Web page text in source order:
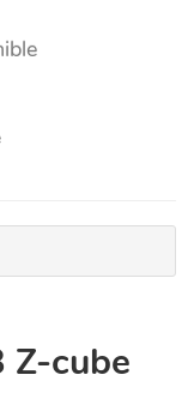
Z-cube